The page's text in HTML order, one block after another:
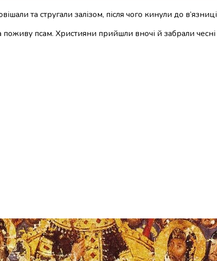
та стругали залізом, після чого кинули до
псам. Християни прийшли вночі й забрали